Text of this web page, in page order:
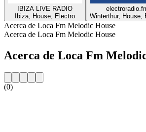
IBIZA LIVE RADIO
Ibiza, House, Electro
Winterthur, House,
Acerca de Loca Fm Melodic House
Acerca de Loca Fm Melodic House
Acerca de Loca Fm
(0)